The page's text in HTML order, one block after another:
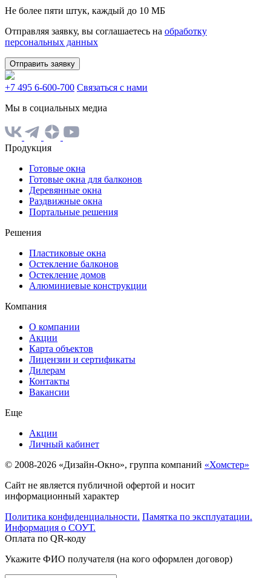
Не более пяти штук, каждый до 10 МБ
Отправляя заявку, вы соглашаетесь на обработку
персональных данных
Отправить заявку
+7 495 6-600-700 Связаться с нами
Мы в социальных медиа
Продукция
Готовые окна
Готовые окна для балконов
Деревянные окна
Раздвижные окна
Портальные решения
Решения
Пластиковые окна
Остекление балконов
Остекление домов
Алюминиевые конструкции
Компания
О компании
Акции
Карта объектов
Лицензии и сертификаты
Дилерам
Контакты
Вакансии
Еще
Акции
Личный кабинет
© 2008-2026 «Дизайн-Окно», группа компаний «Хомстер»
Сайт не является публичной офертой и носит
информационный характер
Политика конфиденциальности. Памятка по эксплуатации.
Информация о СОУТ.
Оплата по QR-коду
Укажите ФИО получателя (на кого оформлен договор)